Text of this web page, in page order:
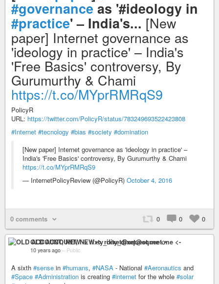
#governance as '#ideology in
#practice' – India's... [New
paper] Internet governance as
'ideology in practice' – India's
'Free Basics' controversy, By
Gurumurthy & Chami
https://t.co/MYprRMRqS9
PolicyR
URL: https://twitter.com/PolicyR/status/783249693522423808
#Internet #tecnology #bias #society #domination
[New paper] Internet governance as 'ideology in practice' –
India's 'Free Basics' controversy, By Gurumurthy & Chami
https://t.co/MYprRMRqS9
— InternetPolicyReview (@PolicyR) October 4, 2016
0 comments 0 0 0
OLD ACCOUNT, NEW -> rixty_dixet@squeet.me <-
10 years ago – Public
A sixth #sense in #humans, #NASA - National #Aeronautics and
#Space #Administration ​ is creating #internet for the whole #solar